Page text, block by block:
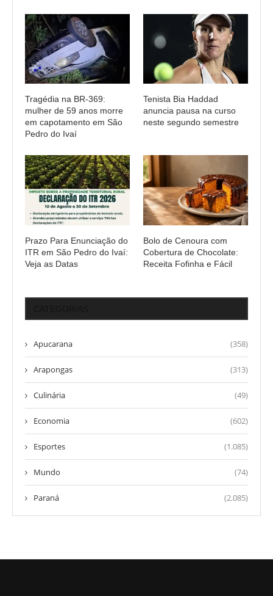
Tragédia na BR-369:
mulher de 59 anos morre
em capotamento em São
Pedro do Ivaí
Tenista Bia Haddad
anuncia pausa na curso
neste segundo semestre
Prazo Para Enunciação do
ITR em São Pedro do Ivaí:
Veja as Datas
Bolo de Cenoura com
Cobertura de Chocolate:
Receita Fofinha e Fácil
Apucarana (358)
Arapongas (313)
Culinária (49)
Economia (602)
Esportes (1.085)
Mundo (74)
Paraná (2.085)